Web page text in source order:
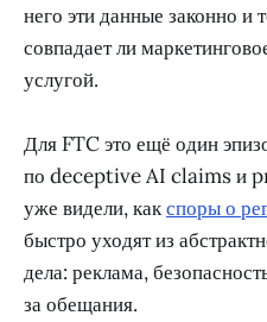
него эти данные законно и
совпадает ли
услугой.
Для FTC это ещё один
по deceptive AI claims и
уже видели, какспоры о
быстро уходят из
дела: реклама,
за обещания.